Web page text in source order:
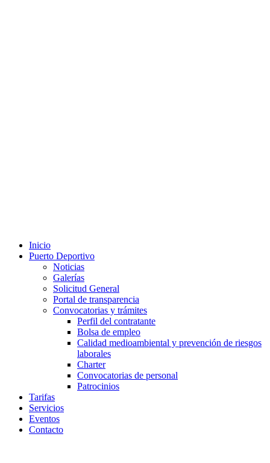
Inicio
Puerto Deportivo
Noticias
Galerías
Solicitud General
Portal de transparencia
Convocatorias y trámites
Perfil del contratante
Bolsa de empleo
Calidad medioambiental y prevención de riesgos
laborales
Charter
Convocatorias de personal
Patrocinios
Tarifas
Servicios
Eventos
Contacto